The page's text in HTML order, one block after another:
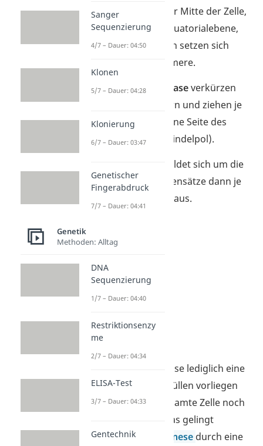
Chromosomen in der Mitte der Zelle,
der sogenannten Äquatorialebene,
an. Die Spindelfasern setzen sich
dabei an die Centromere.
Während derAnaphaseverkürzen
sich die Spindelfasern und ziehen je
ein Chromatid auf eine Seite des
Spindelapparats (Spindelpol).
bildet sich um die
beiden Chromosomensätze dann je
eine neue Kernhülle aus.
Cytokinese
Da nach der Telophase lediglich eine
Zelle mit zwei Kernhüllen vorliegen
würde, muss die gesamte Zelle noch
getrennt werden. Das gelingt
während der
Cytokinese durch eine
Sanger
Sequenzierung
4/7 – Dauer: 04:50
Klonen
5/7 – Dauer: 04:28
Klonierung
6/7 – Dauer: 03:47
Genetischer
Fingerabdruck
7/7 – Dauer: 04:41
Genetik
Methoden: Alltag
DNA
Sequenzierung
1/7 – Dauer: 04:40
Restriktionsenzy
me
2/7 – Dauer: 04:34
ELISA-Test
3/7 – Dauer: 04:33
Gentechnik